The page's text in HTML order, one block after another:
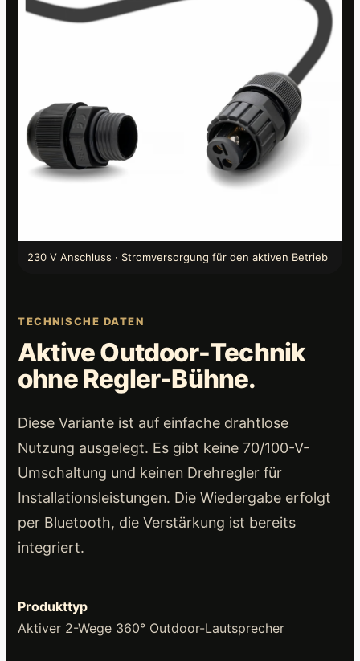
230 V Anschluss · Stromversorgung für den aktiven Betrieb
TECHNISCHE DATEN
Aktive Outdoor-Technik
ohne Regler-Bühne.
Diese Variante ist auf einfache drahtlose
Nutzung ausgelegt. Es gibt keine 70/100-V-
Umschaltung und keinen Drehregler für
Installationsleistungen. Die Wiedergabe erfolgt
per Bluetooth, die Verstärkung ist bereits
integriert.
Produkttyp
Aktiver 2-Wege 360° Outdoor-Lautsprecher